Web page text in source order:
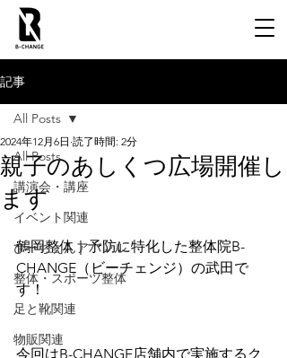
記事
All Posts
講演会・講座
イベント関連
びーちぇんアパレル
整体・スポーツ整体
足と靴関連
物販関連
All Posts
親子のあしくつ広場開催し
ます
2024年12月6日 読了時間: 2分
鶴岡整体｜予防に特化した整体院B-
CHANGE（ビーチェンジ）の武田で
す！
今回はB-CHANGE店舗内で実施するク